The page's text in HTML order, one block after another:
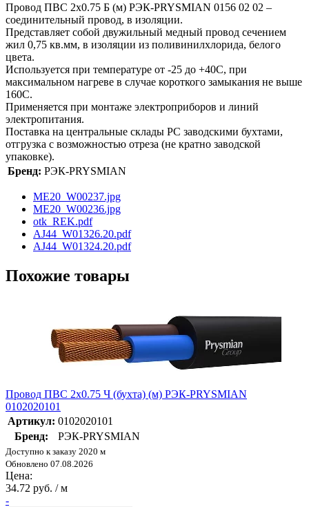
Провод ПВС 2х0.75 Б (м) РЭК-PRYSMIAN 0156 02 02 –
соединительный провод, в изоляции.
Представляет собой двужильный медный провод сечением
жил 0,75 кв.мм, в изоляции из поливинилхлорида, белого
цвета.
Используется при температуре от -25 до +40С, при
максимальном нагреве в случае короткого замыкания не выше
160С.
Применяется при монтаже электроприборов и линий
электропитания.
Поставка на центральные склады РС заводскими бухтами,
отгрузка с возможностью отреза (не кратно заводской
упаковке).
Бренд: РЭК-PRYSMIAN
ME20_W00237.jpg
ME20_W00236.jpg
otk_REK.pdf
AJ44_W01326.20.pdf
AJ44_W01324.20.pdf
Похожие товары
Провод ПВС 2х0.75 Ч (бухта) (м) РЭК-PRYSMIAN
0102020101
Артикул: 0102020101
Бренд:
РЭК-PRYSMIAN
Доступно к заказу 2020 м
Обновлено 07.08.2026
Цена:
34.72 руб. / м
-